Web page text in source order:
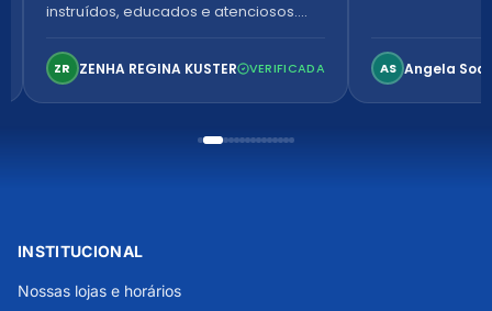
instruídos, educados e atenciosos.
confortável. Perfeito!
ZR ZENHA REGINA KUSTER VERIFICADA AS Angela
INSTITUCIONAL
Nossas lojas e horários